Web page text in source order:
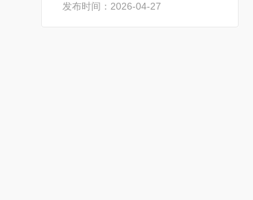
发布时间：2026-04-27